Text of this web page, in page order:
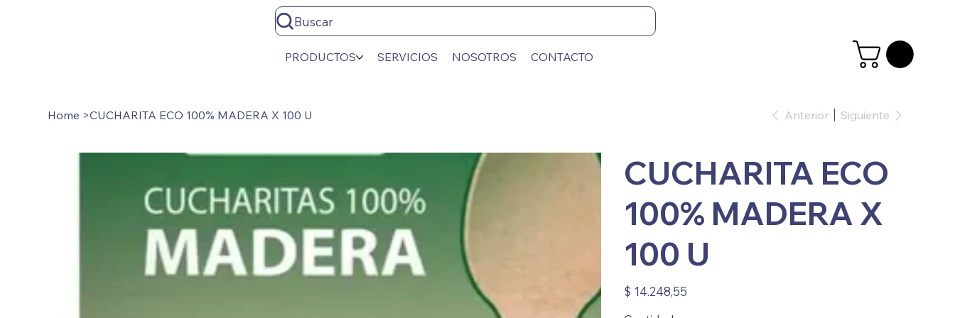
Buscar
PRODUCTOS SERVICIOS NOSOTROS CONTACTO
Home >CUCHARITA ECO 100% MADERA X 100 U Anterior Siguiente
CUCHARITA ECO
100% MADERA X
100 U
Precio
$ 14.248,55